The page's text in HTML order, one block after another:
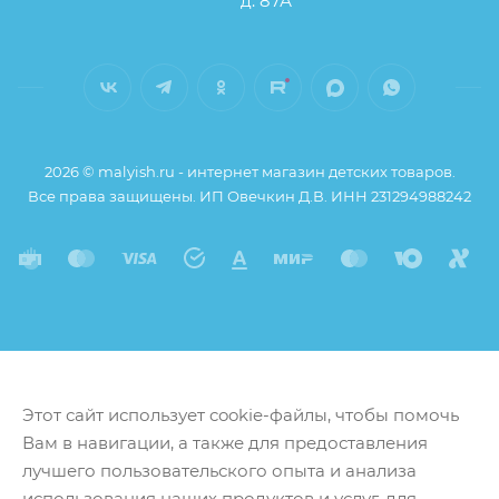
от описания и изображения, размещенного на
влияющие на основные потребительские свойства
заказа остаются без изменений.
2026 © malyish.ru - интернет магазин детских товаров.
Все права защищены. ИП Овечкин Д.В. ИНН 231294988242
Этот сайт использует cookie-файлы, чтобы помочь
Вам в навигации, а также для предоставления
лучшего пользовательского опыта и анализа